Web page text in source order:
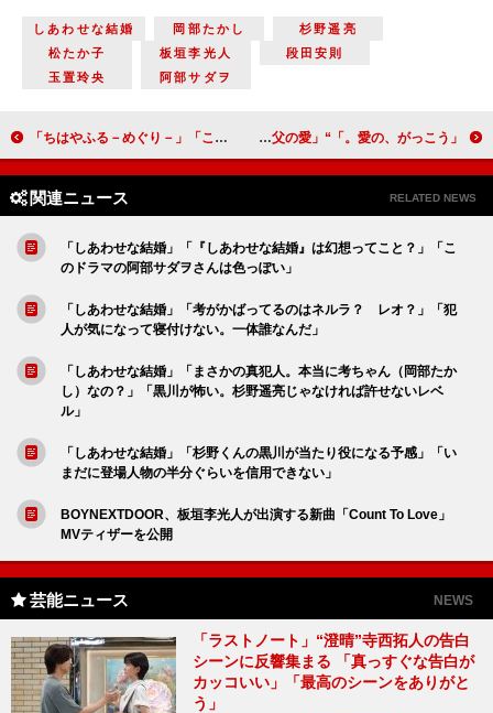
しあわせな結婚 岡部たかし
杉野遥亮
松たか子
板垣李光人
段田安則
玉置玲央
阿部サダヲ
「ちはやふる－めぐり－」「これからもめぐるたちの物語も瑞沢OBの物語も続いていくんだろうなと思えるいい最終回だった」「初めて最終回って言葉が嫌いになった。まだめぐり足りない」 「愛の、がっこう。」“誠治”酒向芳が“カヲル”ラウールを罵倒 「あまりの感動に泣いてしまった」「これこそが父の愛」
関連ニュース RELATED NEWS
「しあわせな結婚」「『しあわせな結婚』は幻想ってこと？」「こ
のドラマの阿部サダヲさんは色っぽい」
「しあわせな結婚」「考がかばってるのはネルラ？ レオ？」「犯
人が気になって寝付けない。一体誰なんだ」
「しあわせな結婚」「まさかの真犯人。本当に考ちゃん（岡部たか
し）なの？」「黒川が怖い。杉野遥亮じゃなければ許せないレベ
ル」
「しあわせな結婚」「杉野くんの黒川が当たり役になる予感」「い
まだに登場人物の半分ぐらいを信用できない」
BOYNEXTDOOR、板垣李光人が出演する新曲「Count To Love」
MVティザーを公開
芸能ニュース NEWS
「ラストノート」“澄晴”寺西拓人の告白
シーンに反響集まる 「真っすぐな告白が
カッコいい」「最高のシーンをありがと
う」